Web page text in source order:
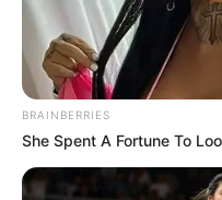
TAGS
ΧΑΛΚΙΔΑ ΝΕΑ
BRAINBERRIES
She Spent A Fortune To